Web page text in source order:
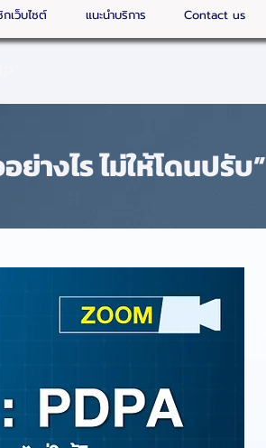
เว็บไซต์ แนะนำบริการ Contact us
างไร ไม่ให้โดนปรับ”